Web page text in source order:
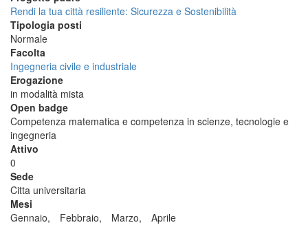
Rendi la tua città resiliente: Sicurezza e Sostenibilità
Tipologia posti
Normale
Facolta
Ingegneria civile e industriale
Erogazione
in modalità mista
Open badge
Competenza matematica e competenza in scienze, tecnologie e
ingegneria
Attivo
0
Sede
Citta universitaria
Mesi
Gennaio,
Febbraio, Marzo,
Aprile